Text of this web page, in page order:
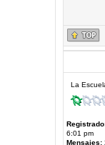
La
6:01 pm
Mensajes: